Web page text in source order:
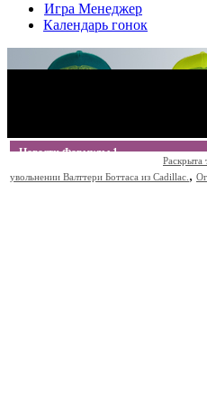
Игра Менеджер
Календарь гонок
Новости Формулы 1
Раскрыта
увольнении Валттери Боттаса из Cadillac. ,